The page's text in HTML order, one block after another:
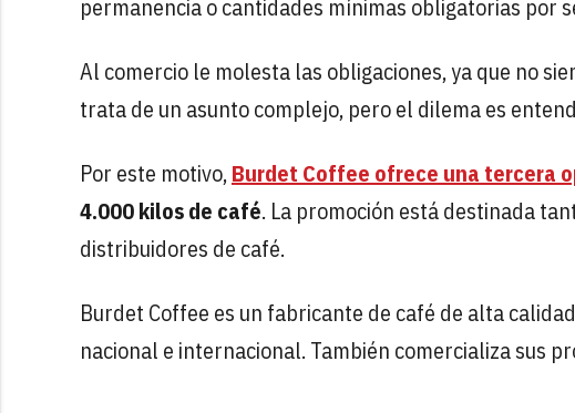
permanencia o cantidades mínimas obligatorias por
Al comercio le molesta las obligaciones, ya que no
trata de un asunto complejo, pero el dilema es
Por este motivo,Burdet Coffee ofrece una tercera
4.000 kilos de café. La promoción está destinada
distribuidores de café.
Burdet Coffee es un fabricante de café de alta
nacional e internacional. También comercializa sus